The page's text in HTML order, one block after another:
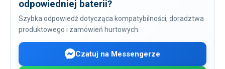
odpowiedniej baterii?
Szybka odpowiedź dotycząca kompatybilności, doradztwa
produktowego i zamówień hurtowych.
Czatuj na Messengerze